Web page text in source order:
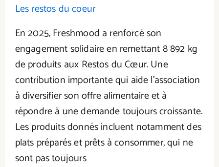
Les restos du coeur
En 2025, Freshmood a renforcé son
engagement solidaire en remettant 8 892 kg
de produits aux Restos du Cœur. Une
contribution importante qui aide l’association
à diversifier son offre alimentaire et à
répondre à une demande toujours croissante.
Les produits donnés incluent notamment des
plats préparés et prêts à consommer, qui ne
sont pas toujours